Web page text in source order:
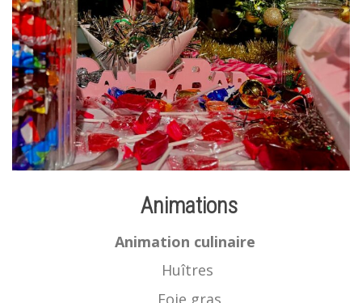
Animations
Animation culinaire
Huîtres
Foie gras